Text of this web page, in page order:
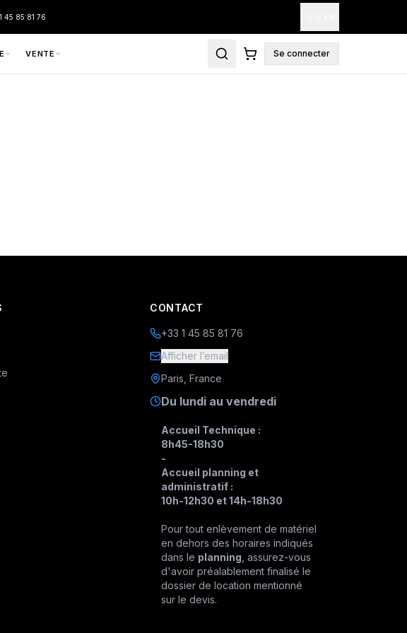
45 85 81 76
VENTE Se connecter
CONTACT
+33 1 45 85 81 76
Afficher l’email
Paris, France
Du lundi au vendredi
Accueil Technique :
8h45-18h30
-
Accueil planning et
administratif :
10h-12h30 et 14h-18h30
Pour tout enlèvement de matériel
en dehors des horaires indiqués
dans le planning , assurez-vous
d'avoir préalablement finalisé le
dossier de location mentionné
sur le devis.